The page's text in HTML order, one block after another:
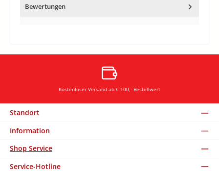
Bewertungen
Kostenloser Versand ab € 100,- Bestellwert
Standort
Information
Shop Service
Service-Hotline